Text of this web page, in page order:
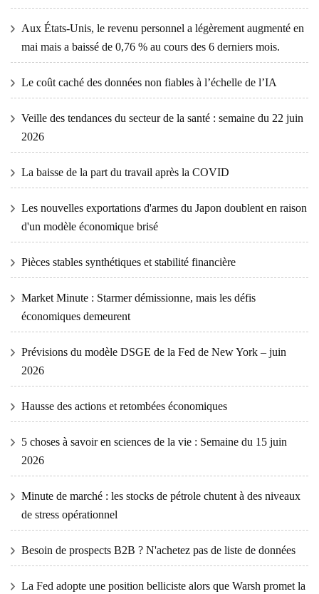
Aux États-Unis, le revenu personnel a légèrement augmenté en
mai mais a baissé de 0,76 % au cours des 6 derniers mois.
Le coût caché des données non fiables à l’échelle de l’IA
Veille des tendances du secteur de la santé : semaine du 22 juin
2026
La baisse de la part du travail après la COVID
Les nouvelles exportations d'armes du Japon doublent en raison
d'un modèle économique brisé
Pièces stables synthétiques et stabilité financière
Market Minute : Starmer démissionne, mais les défis
économiques demeurent
Prévisions du modèle DSGE de la Fed de New York – juin
2026
Hausse des actions et retombées économiques
5 choses à savoir en sciences de la vie : Semaine du 15 juin
2026
Minute de marché : les stocks de pétrole chutent à des niveaux
de stress opérationnel
Besoin de prospects B2B ? N'achetez pas de liste de données
La Fed adopte une position belliciste alors que Warsh promet la